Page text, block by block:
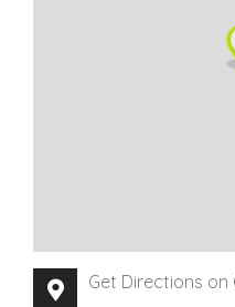
Get Directions on